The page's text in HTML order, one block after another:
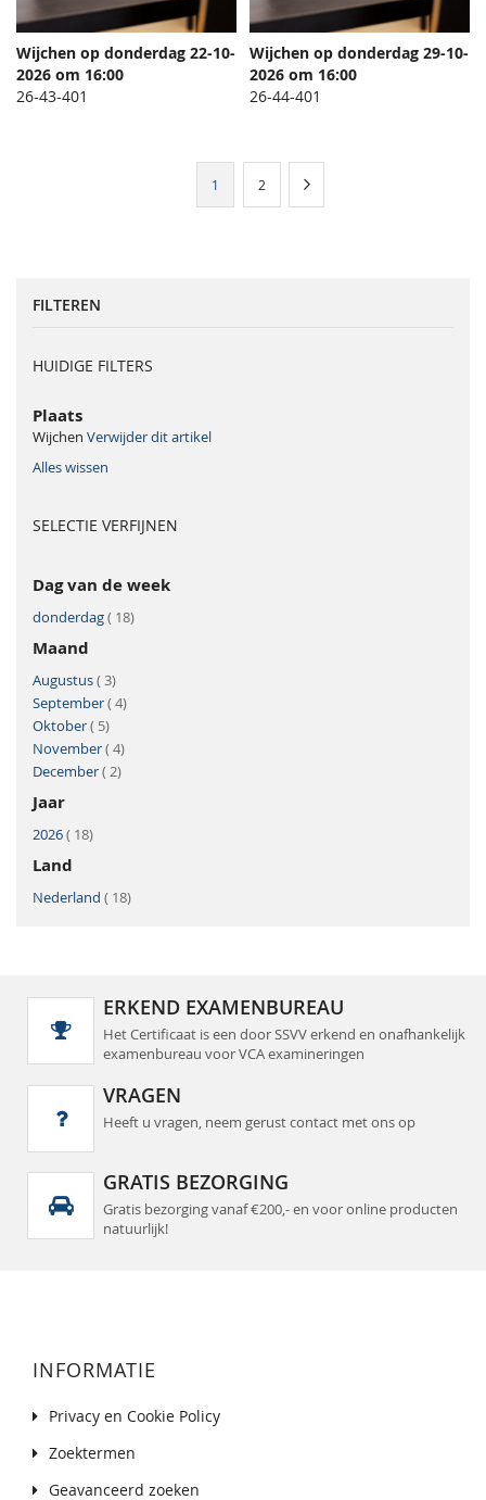
In Winkelwagen
TOEVOEGEN
Wijchen op donderdag 22-10-
2026 om 16:00
26-43-401
In Winkelwagen
Wijchen op donderdag 29-10-
2026 om 16:00
26-44-401
U1 Pagina
2
FILTEREN
HUIDIGE FILTERS
Plaats
Wijchen Verwijder dit artikel
Alles wissen
SELECTIE VERFIJNEN
Dag van de week
donderdag 18product
Maand
Augustus 3product
September 4product
Oktober
5product
November 4product
December 2product
Jaar
2026 18product
Land
Nederland 18product
ERKEND EXAMENBUREAU
Het Certificaat is een door SSVV erkend en onafhankelijk
examenbureau voor VCA examineringen
VRAGEN
Heeft u vragen, neem gerust contact met ons op
GRATIS BEZORGING
Gratis bezorging vanaf €200,- en voor online producten
natuurlijk!
INFORMATIE
Privacy en Cookie Policy
Zoektermen
Geavanceerd zoeken